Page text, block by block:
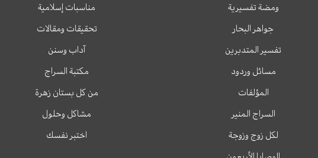
ومضة تفسيرية
جواهر البحار
تفسير المتدبرين
مسائل وردود
المؤلفات
السراج المنير
لكل زوج وزوجة
مناسبات إسلامية
تحقيقات ومقالات
آداب وسنن
مكتبة السراج
من كل بستان زهرة
مشاكل وحلول
اختبر نفسك